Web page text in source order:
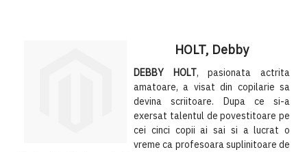
HOLT, Debby
DEBBY HOLT, pasionata actrita
amatoare, a visat din copilarie sa
devina scriitoare. Dupa ce si-a
exersat talentul de povestitoare pe
cei cinci copii ai sai si a lucrat o
vreme ca profesoara suplinitoare de